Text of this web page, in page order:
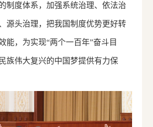
制度体系，加强系统治理、依法治
源头治理，把我国制度优势更好转
能，为实现“两个一百年”奋斗目
族伟大复兴的中国梦提供有力保